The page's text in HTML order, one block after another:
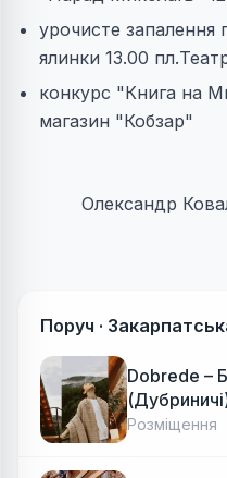
урочисте запалення
ялинки 13.00
конкурс "Книга на
магазин "Кобзар"
Олександр
Поруч ·
Dobrede –
Розміщення